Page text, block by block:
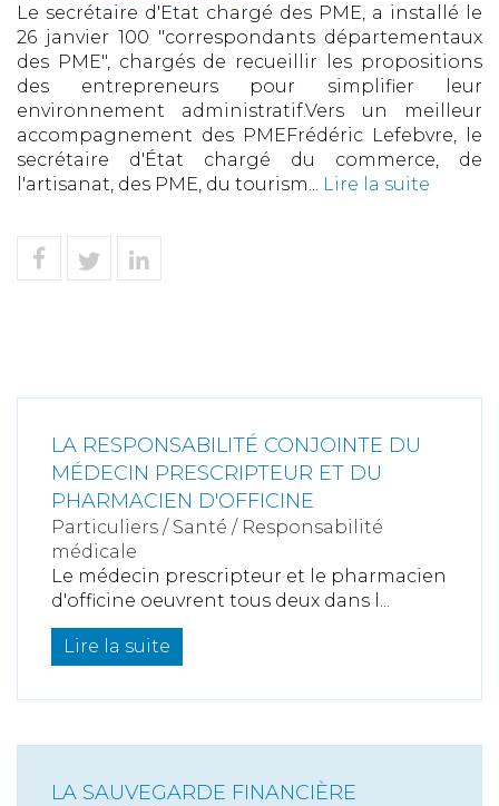
Le secrétaire d'Etat chargé des PME, a installé le
26 janvier 100 "correspondants départementaux
des PME", chargés de recueillir les propositions
des entrepreneurs pour simplifier leur
environnement administratif.Vers un meilleur
accompagnement des PMEFrédéric Lefebvre, le
secrétaire d'État chargé du commerce, de
l'artisanat, des PME, du tourism... Lire la suite
LA RESPONSABILITÉ CONJOINTE DU
MÉDECIN PRESCRIPTEUR ET DU
PHARMACIEN D'OFFICINE
Particuliers / Santé / Responsabilité
médicale
Le médecin prescripteur et le pharmacien
d'officine oeuvrent tous deux dans l...
Lire la suite
LA SAUVEGARDE FINANCIÈRE